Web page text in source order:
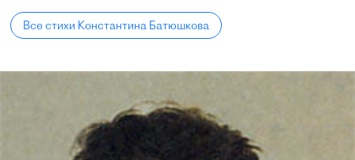
Все стихи Константина Батюшкова